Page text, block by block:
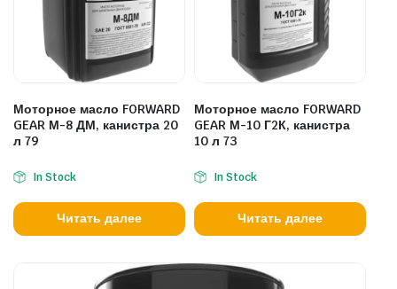
Моторное масло FORWARD
GEAR М-8 ДМ, канистра 20
л 79
In Stock
Читать далее
Моторное масло FORWARD
GEAR М-10 Г2К, канистра
10 л 73
In Stock
Читать далее